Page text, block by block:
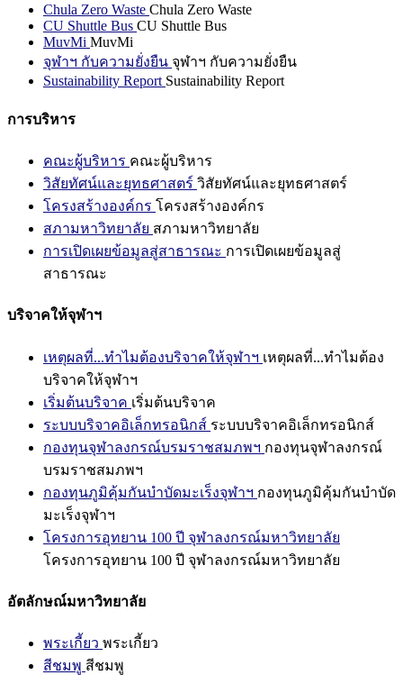
Chula Zero Waste Chula Zero Waste
CU Shuttle Bus CU Shuttle Bus
MuvMi MuvMi
จุฬาฯ กับความยั่งยืน จุฬาฯ กับความยั่งยืน
Sustainability Report Sustainability Report
การบริหาร
คณะผู้บริหาร คณะผู้บริหาร
วิสัยทัศน์และยุทธศาสตร์ วิสัยทัศน์และยุทธศาสตร์
โครงสร้างองค์กร โครงสร้างองค์กร
สภามหาวิทยาลัย สภามหาวิทยาลัย
การเปิดเผยข้อมูลสู่สาธารณะ การเปิดเผยข้อมูลสู่
สาธารณะ
บริจาคให้จุฬาฯ
เหตุผลที่...ทำไมต้องบริจาคให้จุฬาฯ เหตุผลที่...ทำไมต้อง
บริจาคให้จุฬาฯ
เริ่มต้นบริจาค เริ่มต้นบริจาค
ระบบบริจาคอิเล็กทรอนิกส์ ระบบบริจาคอิเล็กทรอนิกส์
กองทุนจุฬาลงกรณ์บรมราชสมภพฯ กองทุนจุฬาลงกรณ์
บรมราชสมภพฯ
กองทุนภูมิคุ้มกันบำบัดมะเร็งจุฬาฯ กองทุนภูมิคุ้มกันบำบัด
มะเร็งจุฬาฯ
โครงการอุทยาน 100 ปี จุฬาลงกรณ์มหาวิทยาลัย
โครงการอุทยาน 100 ปี จุฬาลงกรณ์มหาวิทยาลัย
อัตลักษณ์มหาวิทยาลัย
พระเกี้ยว พระเกี้ยว
สีชมพู สีชมพู